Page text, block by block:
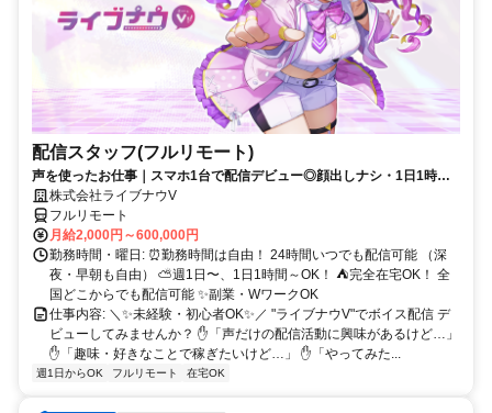
配信スタッフ(フルリモート)
声を使ったお仕事｜スマホ1台で配信デビュー◎顔出しナシ・1日1時間
～OK♪
株式会社ライブナウV
フルリモート
月給2,000円～600,000円
勤務時間・曜日: ⏰勤務時間は自由！ 24時間いつでも配信可能 （深
夜・早朝も自由） ⛅週1日〜、1日1時間～OK！ ⛺完全在宅OK！ 全
国どこからでも配信可能 ✨副業・WワークOK
仕事内容: ＼✨未経験・初心者OK✨／ "ライブナウV"でボイス配信 デ
ビューしてみませんか？ ✋「声だけの配信活動に興味があるけど…」
✋「趣味・好きなことで稼ぎたいけど…」 ✋「やってみた...
週1日からOK フルリモート 在宅OK